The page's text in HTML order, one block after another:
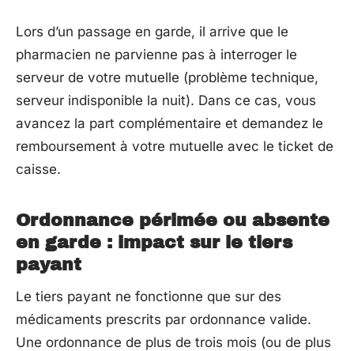
Lors d’un passage en garde, il arrive que le
pharmacien ne parvienne pas à interroger le
serveur de votre mutuelle (problème technique,
serveur indisponible la nuit). Dans ce cas, vous
avancez la part complémentaire et demandez le
remboursement à votre mutuelle avec le ticket de
caisse.
Ordonnance périmée ou absente
en garde : impact sur le tiers
payant
Le tiers payant ne fonctionne que sur des
médicaments prescrits par ordonnance valide.
Une ordonnance de plus de trois mois (ou de plus